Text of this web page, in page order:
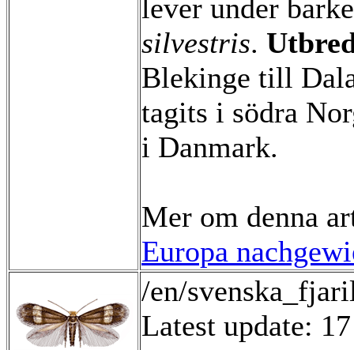
lever under
silvestris.
Blekinge till
tagits i södra
i Danmark.
Mer om denna
Europa
/en/
Latest update: